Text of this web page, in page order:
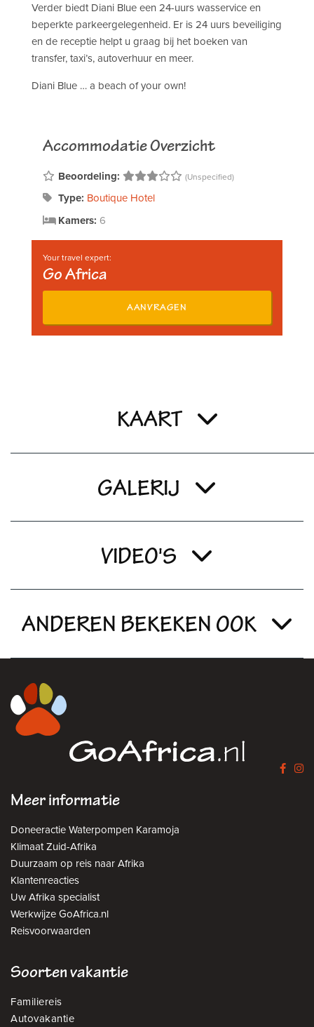
Verder biedt Diani Blue een 24-uurs wasservice en
beperkte parkeergelegenheid. Er is 24 uurs beveiliging
en de receptie helpt u graag bij het boeken van
transfer, taxi’s, autoverhuur en meer.
Diani Blue … a beach of your own!
Accommodatie Overzicht
Beoordeling: (Unspecified)
Type: Boutique Hotel
Kamers: 6
Your travel expert:
Go Africa
AANVRAGEN
KAART
GALERIJ
VIDEO'S
ANDEREN BEKEKEN OOK
Meer informatie
Doneeractie Waterpompen Karamoja
Klimaat Zuid-Afrika
Duurzaam op reis naar Afrika
Klantenreacties
Uw Afrika specialist
Werkwijze GoAfrica.nl
Reisvoorwaarden
Soorten vakantie
Familiereis
Autovakantie